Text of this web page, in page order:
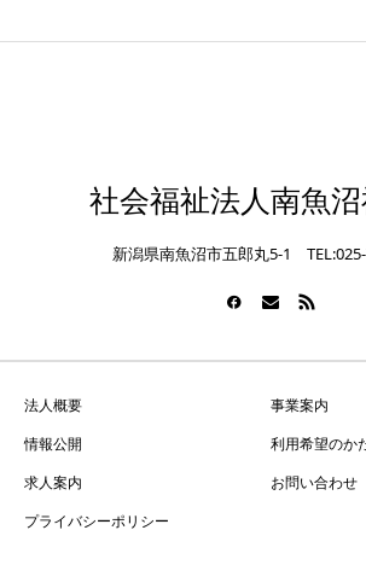
社会福祉法人南魚
新潟県南魚沼市五郎丸5-1
法人概要
事業案内
情報公開
利用希望のか
求人案内
お問い合わせ
プライバシーポリシー